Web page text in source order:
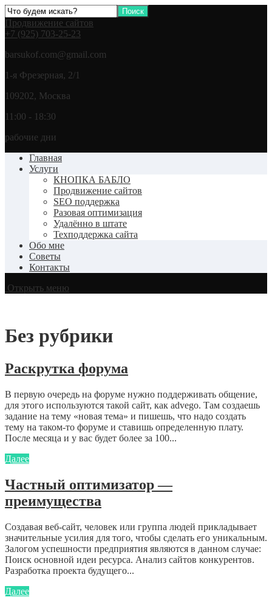
Продвижение сайтов
+7 (925) 703-25-23
barsukof.com@gmail.com
1-я Фрезерная, 2/1
109202, Москва
11:00 - 18:30
рабочие дни
Главная
Услуги
КНОПКА БАБЛО
Продвижение сайтов
SEO поддержка
Разовая оптимизация
Удалённо в штате
Техподдержка сайта
Обо мне
Советы
Контакты
Открыть меню
Без рубрики
Раскрутка форума
В первую очередь на форуме нужно поддерживать общение,
для этого используются такой сайт, как advego. Там создаешь
задание на тему «новая тема» и пишешь, что надо создать
тему на таком-то форуме и ставишь определенную плату.
После месяца и у вас будет более за 100...
Далее
Частный оптимизатор —
преимущества
Создавая веб-сайт, человек или группа людей прикладывает
значительные усилия для того, чтобы сделать его уникальным.
Залогом успешности предприятия являются в данном случае:
Поиск основной идеи ресурса. Анализ сайтов конкурентов.
Разработка проекта будущего...
Далее